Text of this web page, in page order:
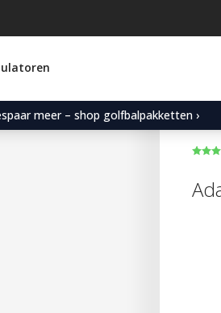
meer – shop golfbalpakketten ›